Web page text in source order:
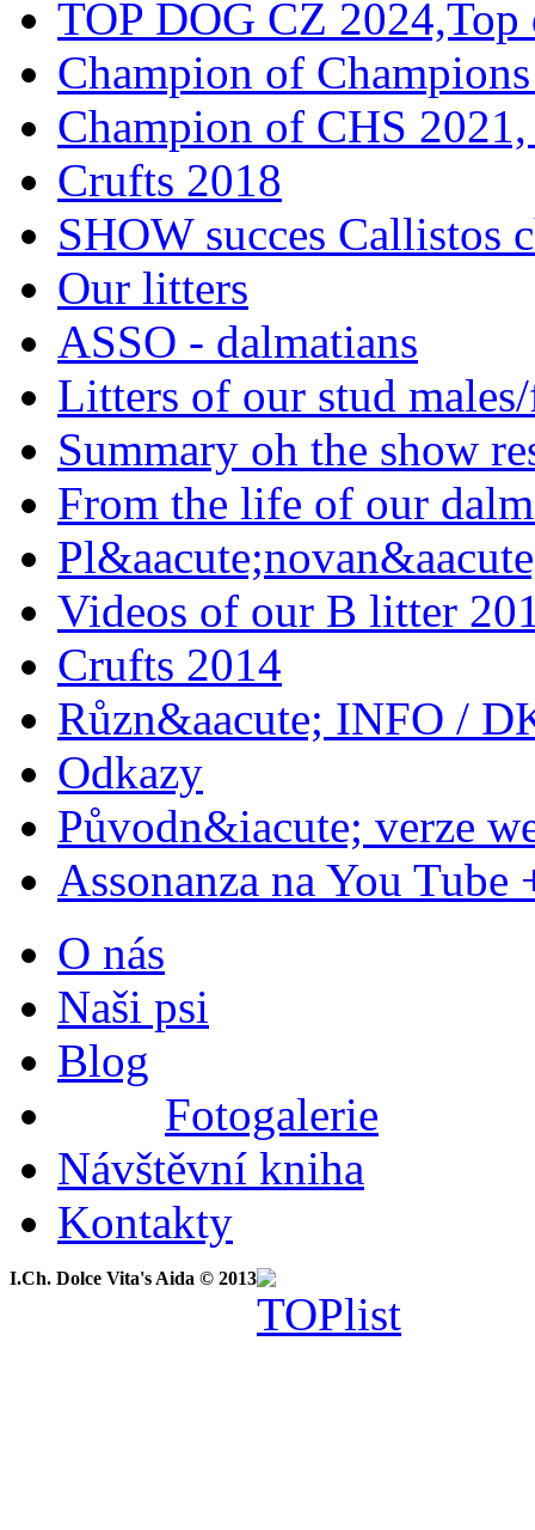
TOP DOG CZ
Champion of
Champion of CHS
Crufts 2018
SHOW succes Callistos
Our litters
ASSO - dalmatians
Litters of our stud
Summary oh the show
From the life of our
Videos of our B litter
Crufts 2014
Různ&aacute; INFO /
Odkazy
Původn&iacute; verze
Assonanza na You Tube
O nás
Naši psi
Blog
Fotogalerie
Návštěvní kniha
Kontakty
I.Ch. Dolce Vita's Aida © 2013